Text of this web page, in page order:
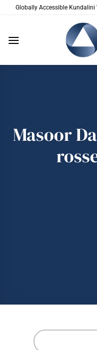
SaltaGlobally Accessible Kundalini
Masoor